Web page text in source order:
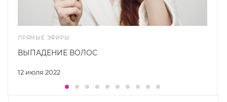
ПРЯМЫЕ ЭФИРЫ
12 июля 2022
ВЫПАДЕНИЕ ВОЛОС